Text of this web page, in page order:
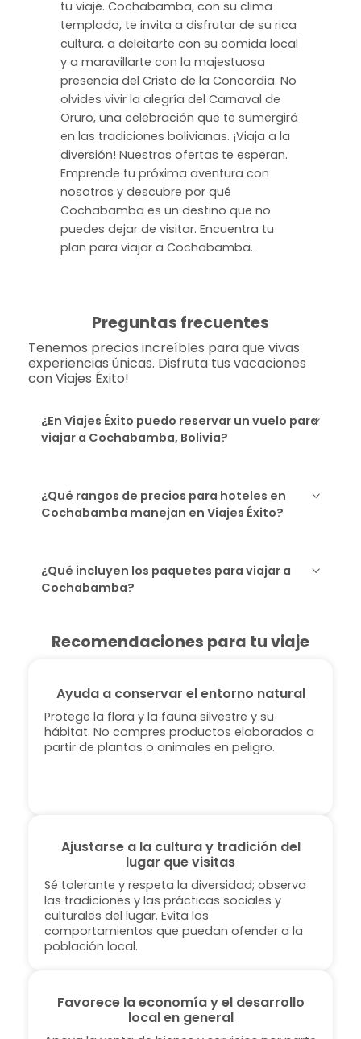
tu viaje. Cochabamba, con su clima
templado, te invita a disfrutar de su rica
cultura, a deleitarte con su comida local
y a maravillarte con la majestuosa
presencia del Cristo de la Concordia. No
olvides vivir la alegría del Carnaval de
Oruro, una celebración que te sumergirá
en las tradiciones bolivianas. ¡Viaja a la
diversión! Nuestras ofertas te esperan.
Emprende tu próxima aventura con
nosotros y descubre por qué
Cochabamba es un destino que no
puedes dejar de visitar. Encuentra tu
plan para viajar a Cochabamba.
Preguntas frecuentes
Tenemos precios increíbles para que vivas
experiencias únicas. Disfruta tus vacaciones
con Viajes Éxito!
¿En Viajes Éxito puedo reservar un vuelo para
viajar a Cochabamba, Bolivia?
¿Qué rangos de precios para hoteles en
Cochabamba manejan en Viajes Éxito?
¿Qué incluyen los paquetes para viajar a
Cochabamba?
Recomendaciones para tu viaje
Ayuda a conservar el entorno natural
Protege la flora y la fauna silvestre y su
hábitat. No compres productos elaborados a
partir de plantas o animales en peligro.
Ajustarse a la cultura y tradición del
lugar que visitas
Sé tolerante y respeta la diversidad; observa
las tradiciones y las prácticas sociales y
culturales del lugar. Evita los
comportamientos que puedan ofender a la
población local.
Favorece la economía y el desarrollo
local en general